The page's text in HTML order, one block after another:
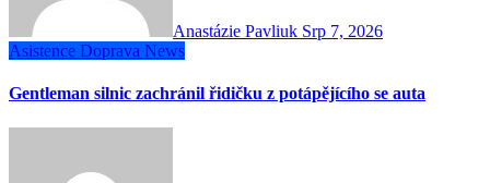
Anastázie Pavliuk Srp 7, 2026
Asistence Doprava News
Gentleman silnic zachránil řidičku z potápějícího se auta